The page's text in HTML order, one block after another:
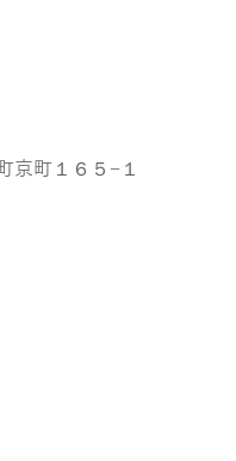
町１６５−１